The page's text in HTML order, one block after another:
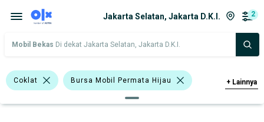
Jakarta Selatan, Jakarta D.K.I. 2
Mobil Bekas Di dekat Jakarta Selatan, Jakarta D.K.I.
Coklat Bursa Mobil Permata Hijau
Harga Merek Dan Model Tahun
+ Lainnya